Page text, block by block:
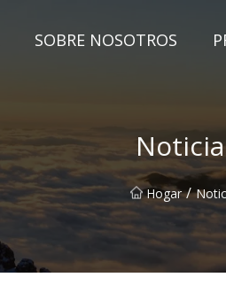
SOBRE NOSOTROS
Hogar /